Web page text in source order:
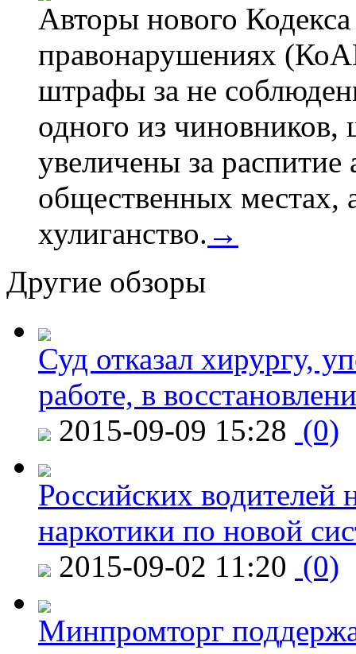
Авторы нового
правонарушениях
штрафы за не
одного из
увеличены за распитие
общественных местах,
хулиганство. →
Другие обзоры
Суд отказал хирургу,
работе, в
2015-09-09 15:28 (0)
Российских водителей
наркотики по новой
2015-09-02 11:20 (0)
Минпромторг